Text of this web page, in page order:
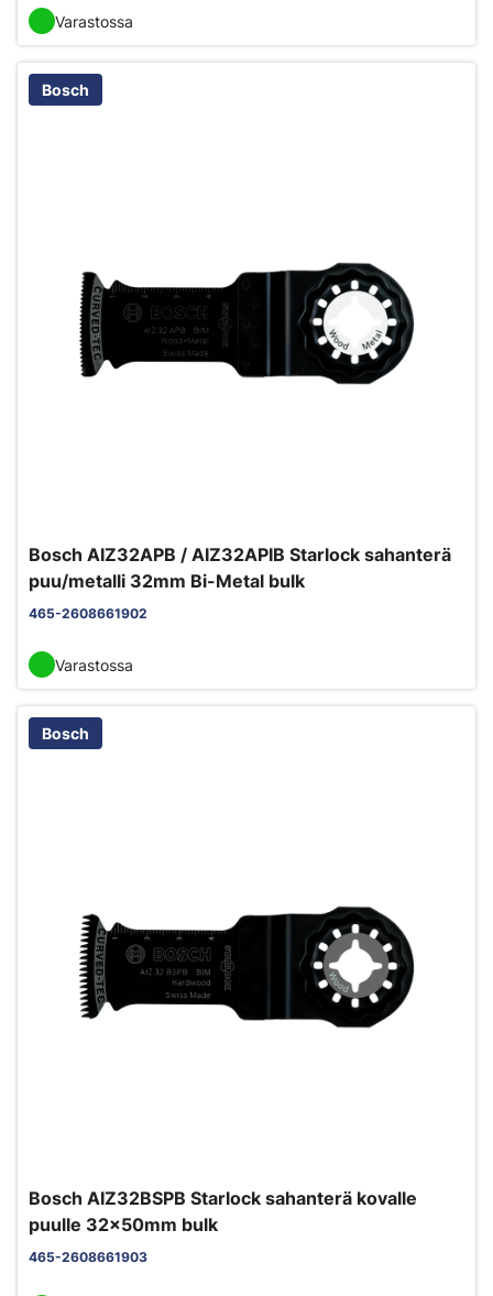
Varastossa
Bosch
Bosch AIZ32APB / AIZ32APIB Starlock sahanterä
puu/metalli 32mm Bi-Metal bulk
465-2608661902
Varastossa
Bosch
Bosch AIZ32BSPB Starlock sahanterä kovalle
puulle 32x50mm bulk
465-2608661903